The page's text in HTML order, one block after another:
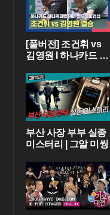
[풀버전] 조건휘 vs
김영원 I 하나카드 하
챔피언십 결승 I 202
6.03.15 방송
부산 사장 부부 실종
미스터리 | 그알 미씽